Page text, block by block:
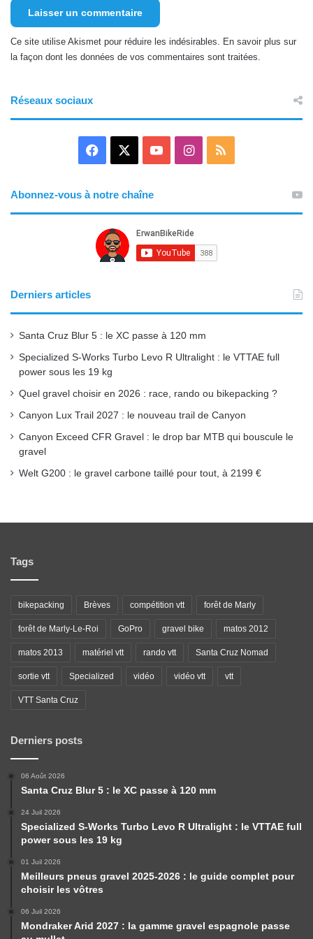
Ce site utilise Akismet pour réduire les indésirables. En savoir plus sur
la façon dont les données de vos commentaires sont traitées.
Réseaux sociaux
Facebook YouTubeInstagram
RSS
Abonnez-vous à notre chaîne
Derniers articles
Santa Cruz Blur 5 : le XC passe à 120 mm
Specialized S-Works Turbo Levo R Ultralight : le VTTAE full
power sous les 19 kg
Quel gravel choisir en 2026 : race, rando ou bikepacking ?
Canyon Lux Trail 2027 : le nouveau trail de Canyon
Canyon Exceed CFR Gravel : le drop bar MTB qui bouscule le
gravel
Welt G200 : le gravel carbone taillé pour tout, à 2199 €
Tags
bikepacking Brèves compétition vtt forêt de Marly
forêt de Marly-Le-Roi GoPro gravel bike matos 2012
matos 2013 matériel vtt rando vtt Santa Cruz Nomad
sortie vtt Specialized vidéo vidéo vtt vtt
VTT Santa Cruz
Derniers posts
06 Août 2026
Santa Cruz Blur 5 : le XC passe à 120 mm
24 Juil 2026
Specialized S-Works Turbo Levo R Ultralight : le VTTAE full
power sous les 19 kg
01 Juil 2026
Meilleurs pneus gravel 2025-2026 : le guide complet pour
choisir les vôtres
06 Juil 2026
Mondraker Arid 2027 : la gamme gravel espagnole passe